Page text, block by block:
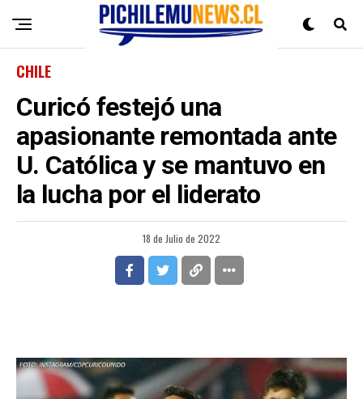
CHILE
Curicó festejó una
apasionante remontada ante
U. Católica y se mantuvo en
la lucha por el liderato
18 de Julio de 2022